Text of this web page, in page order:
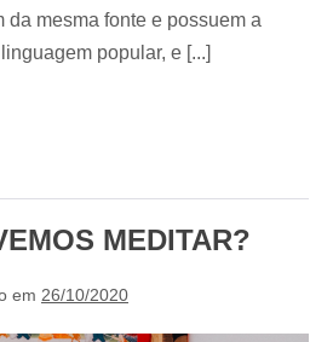
da mesma fonte e possuem a
popular, e [...]
MEDITAR?
em 26/10/2020